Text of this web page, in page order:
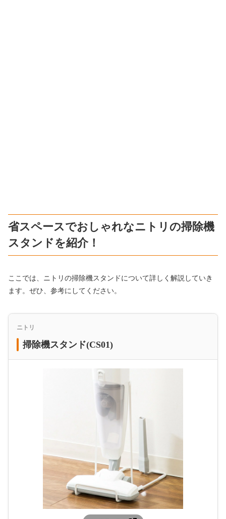
省スペースでおしゃれなニトリの掃除機
スタンドを紹介！
ここでは、ニトリの掃除機スタンドについて詳しく解説していき
ます。ぜひ、参考にしてください。
ニトリ
掃除機スタンド(CS01)